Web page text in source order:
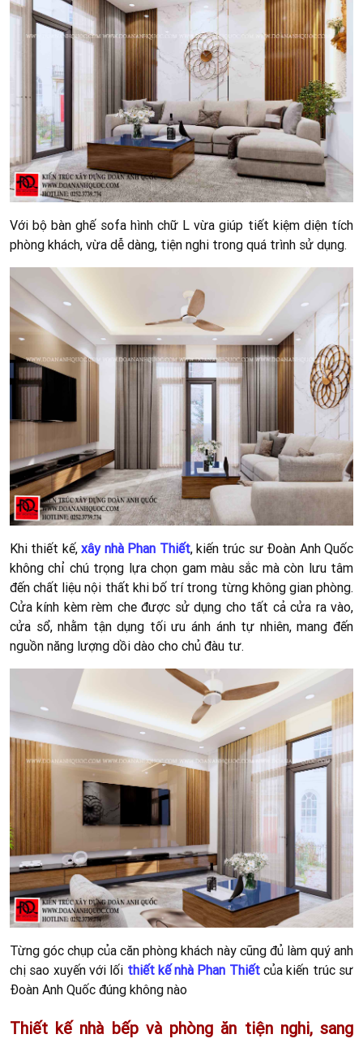
Với bộ bàn ghế sofa hình chữ L vừa giúp tiết kiệm diện tích
phòng khách, vừa dễ dàng, tiện nghi trong quá trình sử dụng.
Khi thiết kế,xây nhà Phan Thiết, kiến trúc sư Đoàn Anh Quốc
không chỉ chú trọng lựa chọn gam màu sắc mà còn lưu tâm
đến chất liệu nội thất khi bố trí trong từng không gian phòng.
Cửa kính kèm rèm che được sử dụng cho tất cả cửa ra vào,
cửa sổ, nhằm tận dụng tối ưu ánh ánh tự nhiên, mang đến
nguồn năng lượng dồi dào cho chủ đàu tư.
Từng góc chụp của căn phòng khách này cũng đủ làm quý anh
chị sao xuyến với lối thiết kế nhà Phan Thiếtcủa kiến trúc sư
Đoàn Anh Quốc đúng không nào
Thiết kế nhà bếp và phòng ăn tiện nghi, sang